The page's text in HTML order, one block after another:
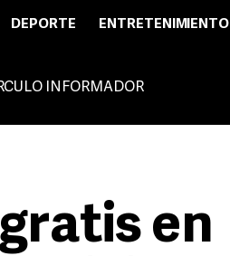
DEPORTE ENTRETENIMIENTO
INFORMADOR
en